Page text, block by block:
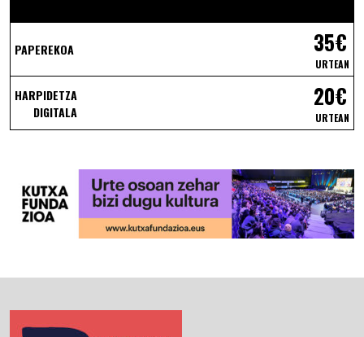
PAPEREKOA 35€
URTEAN
HARPIDETZA
DIGITALA
20€
URTEAN